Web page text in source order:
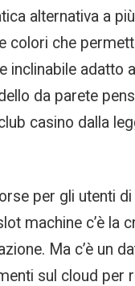
alternativa a
colori che
adatto
da parete
casino dalla
per gli utenti
machine c’è la
Ma c’è un
sul cloud per